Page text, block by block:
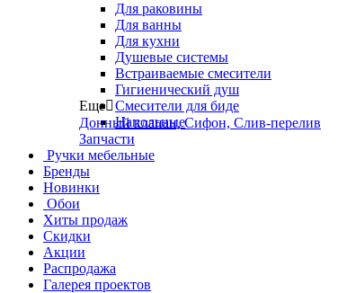
Для раковины
Для ванны
Для кухни
Душевые системы
Встраиваемые смесители
Гигиенический душ
Смесители для биде
Напольные
Еще
Донный клапан, Сифон, Слив-перелив
Запчасти
Ручки мебельные
Бренды
Новинки
Обои
Хиты продаж
Скидки
Акции
Распродажа
Галерея проектов